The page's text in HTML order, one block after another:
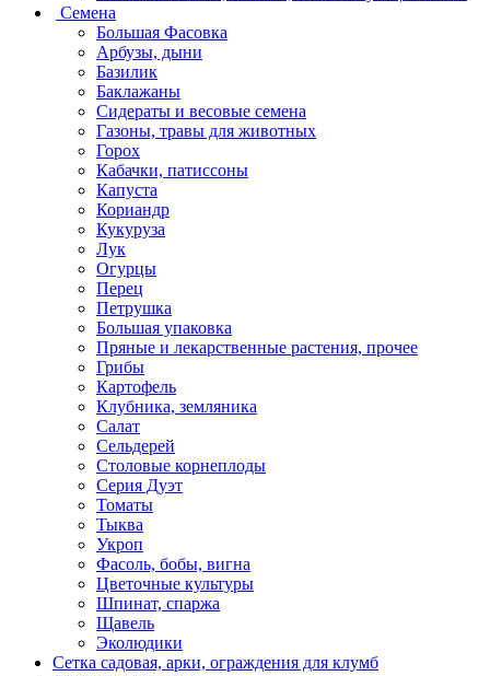
Семена
Большая Фасовка
Арбузы, дыни
Базилик
Баклажаны
Сидераты и весовые семена
Газоны, травы для животных
Горох
Кабачки, патиссоны
Капуста
Кориандр
Кукуруза
Лук
Огурцы
Перец
Петрушка
Большая упаковка
Пряные и лекарственные растения, прочее
Грибы
Картофель
Клубника, земляника
Салат
Сельдерей
Столовые корнеплоды
Серия Дуэт
Томаты
Тыква
Укроп
Фасоль, бобы, вигна
Цветочные культуры
Шпинат, спаржа
Щавель
Эколюдики
Сетка садовая, арки, ограждения для клумб